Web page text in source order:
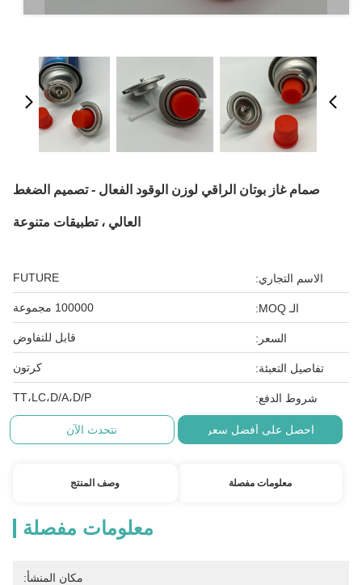
صمام غاز بوتان الراقي لوزن الوقود الفعال - تصميم الضغط
العالي ، تطبيقات متنوعة
الاسم التجاري: FUTURE
الـ MOQ: 100000 مجموعة
السعر: قابل للتفاوض
تفاصيل التعبئة: كرتون
شروط الدفع: TT،LC،D/A،D/P
احصل على أفضل سعر نتحدث الآن
معلومات مفصلة وصف المنتج
معلومات مفصلة
مكان المنشأ: